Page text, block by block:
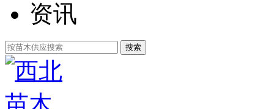
资讯